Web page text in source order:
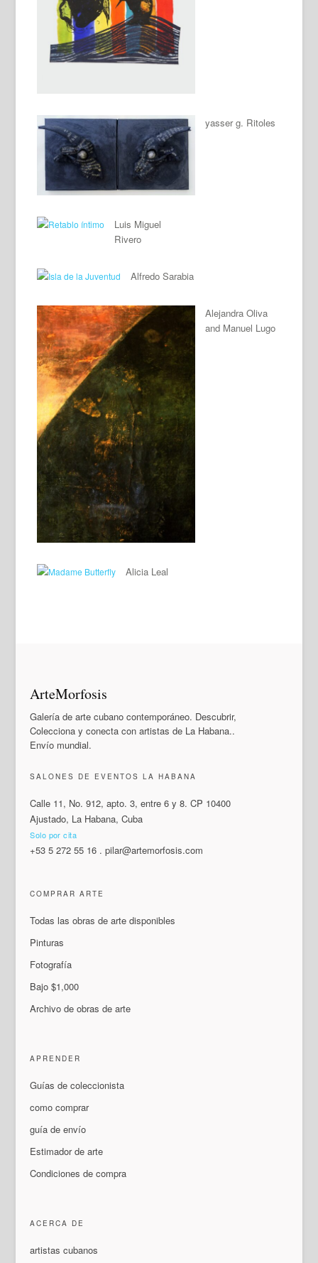
yasser g. Ritoles
Luis Miguel
Rivero
Alfredo Sarabia
Alejandra Oliva
and Manuel Lugo
Alicia Leal
ArteMorfosis
Galería de arte cubano contemporáneo. Descubrir,
Colecciona y conecta con artistas de La Habana..
Envío mundial.
SALONES DE EVENTOS LA HABANA
Calle 11, No. 912, apto. 3, entre 6 y 8. CP 10400
Ajustado, La Habana, Cuba
Solo por cita
+53 5 272 55 16 .pilar@artemorfosis.com
COMPRAR ARTE
Todas las obras de arte disponibles
Pinturas
Fotografía
Bajo $1,000
Archivo de obras de arte
APRENDER
Guías de coleccionista
como comprar
guía de envío
Estimador de arte
Condiciones de compra
ACERCA DE
artistas cubanos